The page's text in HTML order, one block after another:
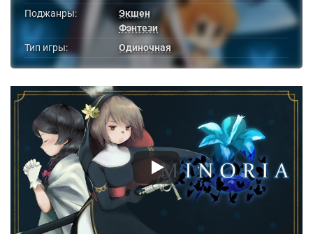
Поджанры:
Экшен
Фэнтези
Тип игры:
Одиночная